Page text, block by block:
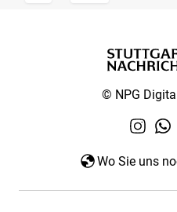
© NPG
Wo Sie uns